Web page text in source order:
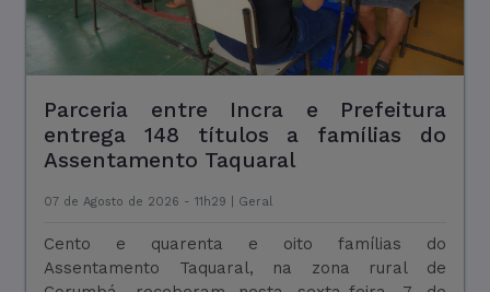
Parceria entre Incra e Prefeitura
entrega 148 títulos a famílias do
Assentamento Taquaral
07 de Agosto de 2026 - 11h29 | Geral
Cento e quarenta e oito famílias do
Assentamento Taquaral, na zona rural de
Contribuintes com débitos municipais
são convocados a regularizar situação
fiscal
07 de Agosto de 2026 - 09h41 |Geral
A Procuradoria Geral do Município (PGM) de
Corumbá publicou no Diário Oficial do Município